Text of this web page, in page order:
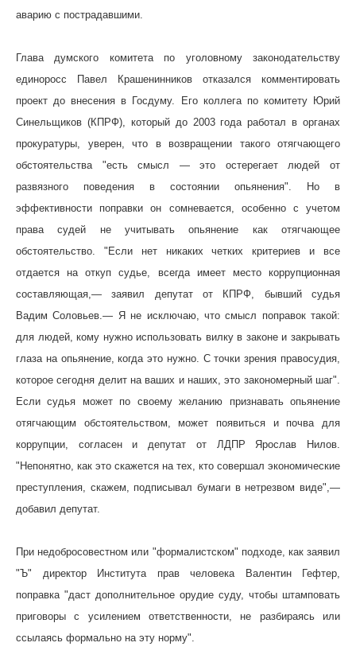
аварию с пострадавшими.
Глава думского комитета по уголовному законодательству
единоросс Павел Крашенинников отказался комментировать
проект до внесения в Госдуму. Его коллега по комитету Юрий
Синельщиков (КПРФ), который до 2003 года работал в органах
прокуратуры, уверен, что в возвращении такого отягчающего
обстоятельства "есть смысл — это остерегает людей от
развязного поведения в состоянии опьянения". Но в
эффективности поправки он сомневается, особенно с учетом
права судей не учитывать опьянение как отягчающее
обстоятельство. "Если нет никаких четких критериев и все
отдается на откуп судье, всегда имеет место коррупционная
составляющая,— заявил депутат от КПРФ, бывший судья
ВадимСоловьев.— Я не исключаю, что смысл поправок такой:
для людей, кому нужно использовать вилку в законе и закрывать
глаза на опьянение, когда это нужно. С точки зрения правосудия,
которое сегодня делит на ваших и наших, это закономерный шаг".
Если судья может по своему желанию признавать опьянение
отягчающим обстоятельством, может появиться и почва для
коррупции, согласен и депутат от ЛДПР Ярослав Нилов.
"Непонятно, как это скажется на тех, кто совершал экономические
преступления, скажем, подписывал бумаги в нетрезвом виде",—
добавил депутат.
При недобросовестном или "формалистском" подходе, как заявил
"Ъ" директор Института прав человека Валентин Гефтер,
поправка "даст дополнительное орудие суду, чтобы штамповать
приговоры с усилением ответственности, не разбираясь или
ссылаясь формально на эту норму".